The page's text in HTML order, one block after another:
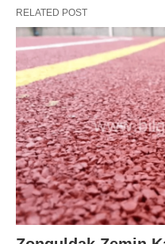
RELATED POST